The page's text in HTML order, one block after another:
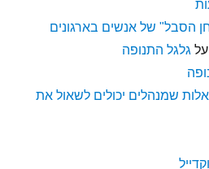
הסבל" של אנשים בארגונים
על גלגל התנופה
שאלות שמנהלים יכולים לשאול את